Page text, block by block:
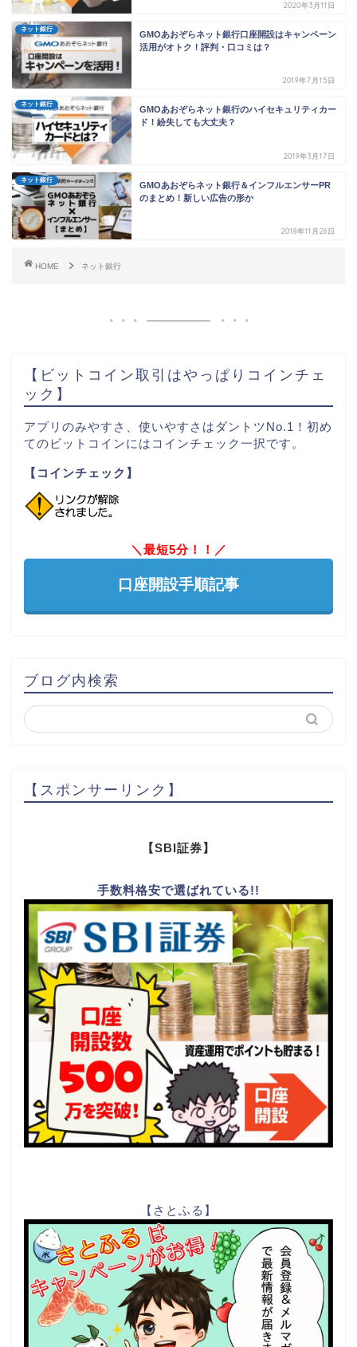
2020年3月11日
ネット銀行
GMOあおぞらネット銀行口座開設はキャンペーン
活用がオトク！評判・口コミは？
2019年7月15日
ネット銀行
GMOあおぞらネット銀行のハイセキュリティカー
ド！紛失しても大丈夫？
2019年3月17日
ネット銀行
GMOあおぞらネット銀行＆インフルエンサーPR
のまとめ！新しい広告の形か
2018年11月26日
HOME ネット銀行
【ビットコイン取引はやっぱりコインチェ
ック】
アプリのみやすさ、使いやすさはダントツNo.1！初め
てのビットコインにはコインチェック一択です。
【コインチェック】
＼最短5分！！／
口座開設手順記事
ブログ内検索
【スポンサーリンク】
【SBI証券】
手数料格安で選ばれている!!
【さとふる】